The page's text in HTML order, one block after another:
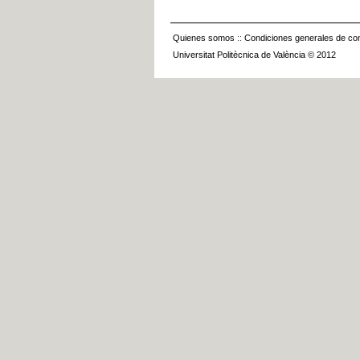
Quienes somos :: Condiciones generales de
Universitat Politècnica de València © 2012